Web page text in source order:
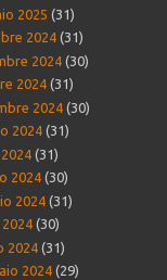
2025 (31)
2024 (31)
2024 (30)
2024 (31)
2024 (30)
2024 (31)
(31)
2024 (30)
2024 (31)
(30)
2024 (31)
2024 (29)